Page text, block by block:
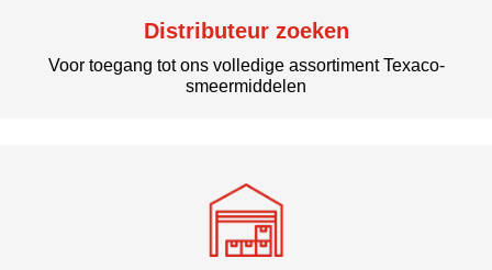
Distributeur zoeken
Voor toegang tot ons volledige assortiment Texaco-
smeermiddelen